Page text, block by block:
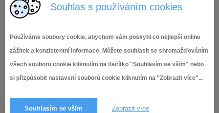
Souhlas s používáním cookies
Používáme soubory cookie, abychom vám poskytli co nejlepší online
zážitek a konzistentní informace. Můžete souhlasit se shromažďováním
všech souborů cookie kliknutím na tlačítko "Souhlasím se vším" nebo
si přizpůsobit nastavení souborů cookie kliknutím na "Zobrazit více"...
Souhlasím se vším Zobrazit více
24.9.2025,